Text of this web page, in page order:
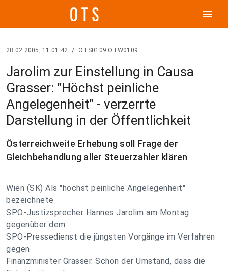
menu
28.02.2005, 11:01:42 / OTS0109 OTW0109
Jarolim zur Einstellung in Causa
Grasser: "Höchst peinliche
Angelegenheit" - verzerrte
Darstellung in der Öffentlichkeit
Österreichweite Erhebung soll Frage der
Gleichbehandlung aller Steuerzahler klären
Wien (SK) Als "höchst peinliche Angelegenheit"
bezeichnete
SPÖ-Justizsprecher Hannes Jarolim am Montag
gegenüber dem
SPÖ-Pressedienst die jüngsten Vorgänge im Verfahren
gegen
Finanzminister Grasser. Schon der Umstand, dass die